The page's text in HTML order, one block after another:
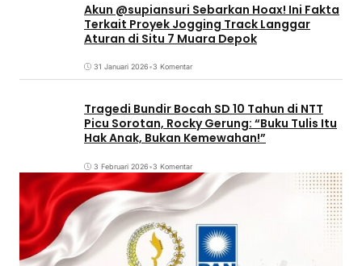
Akun @supiansuri Sebarkan Hoax! Ini Fakta
Terkait Proyek Jogging Track Langgar
Aturan di Situ 7 Muara Depok
31 Januari 2026•3 Komentar
Tragedi Bundir Bocah SD 10 Tahun di NTT
Picu Sorotan, Rocky Gerung: “Buku Tulis Itu
Hak Anak, Bukan Kemewahan!”
3 Februari 2026•3 Komentar